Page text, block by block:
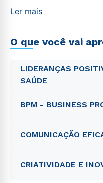
Ler mais
O que você vai
LIDERANÇAS
SAÚDE
BPM - BUSINESS
COMUNICAÇÃO
CRIATIVIDADE E